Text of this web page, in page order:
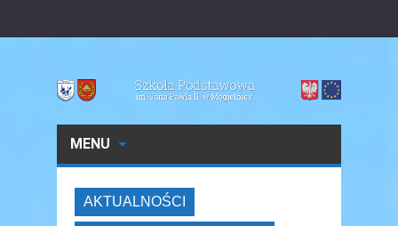
MENU
AKTUALNOŚCI